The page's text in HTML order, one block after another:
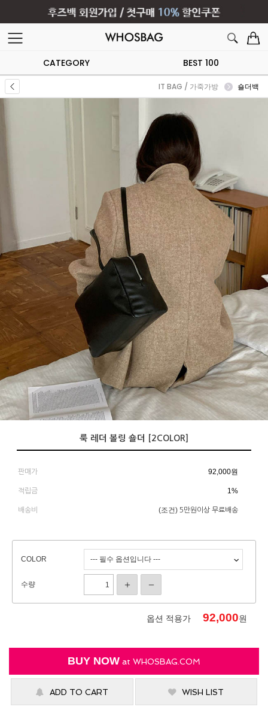
CATEGORY BEST 100
IT BAG / 가죽가방 숄더백
룩 레더 볼링 숄더 [2COLOR]
판매가 92,000원
적립금 1%
배송비 (조건) 5만원이상 무료배송
COLOR
수량
옵션 적용가 92,000원
BUY NOW at WHOSBAG.COM
ADD TO CART WISH LIST